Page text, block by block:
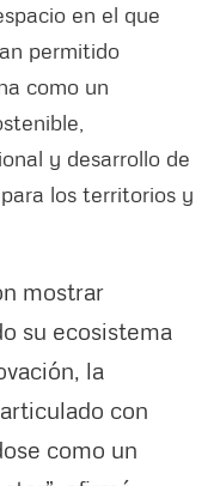
en el que
permitido
como un
y desarrollo de
los territorios y
mostrar
su ecosistema
la
con
como un